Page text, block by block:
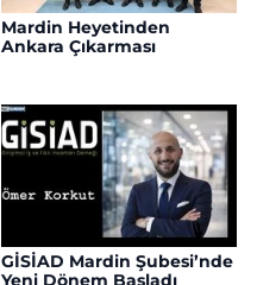
Mardin Heyetinden
Ankara Çıkarması
GİSİAD Mardin Şubesi’nde
Yeni Dönem Başladı